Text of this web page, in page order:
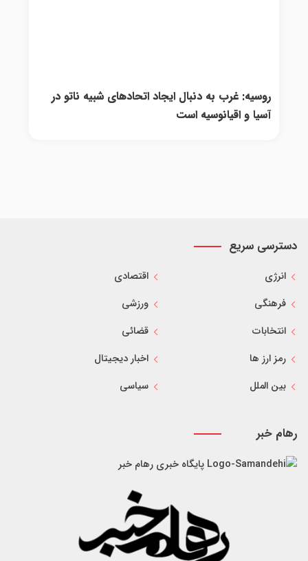
روسیه: غرب به دنبال ایجاد اتحادهای شبیه ناتو در
آسیا و اقیانوسیه است
دسترسی سریع
انرژی
اقتصادی
فرهنگی
ورزشی
انتخابات
قضائی
رمز ارز ها
اخبار دیجیتال
بین الملل
سیاسی
رهام خبر
پایگاه خبری رهام خبر